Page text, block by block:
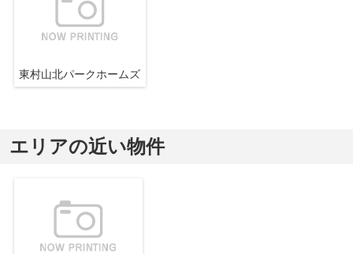
東村山北パークホームズ
エリアの近い物件